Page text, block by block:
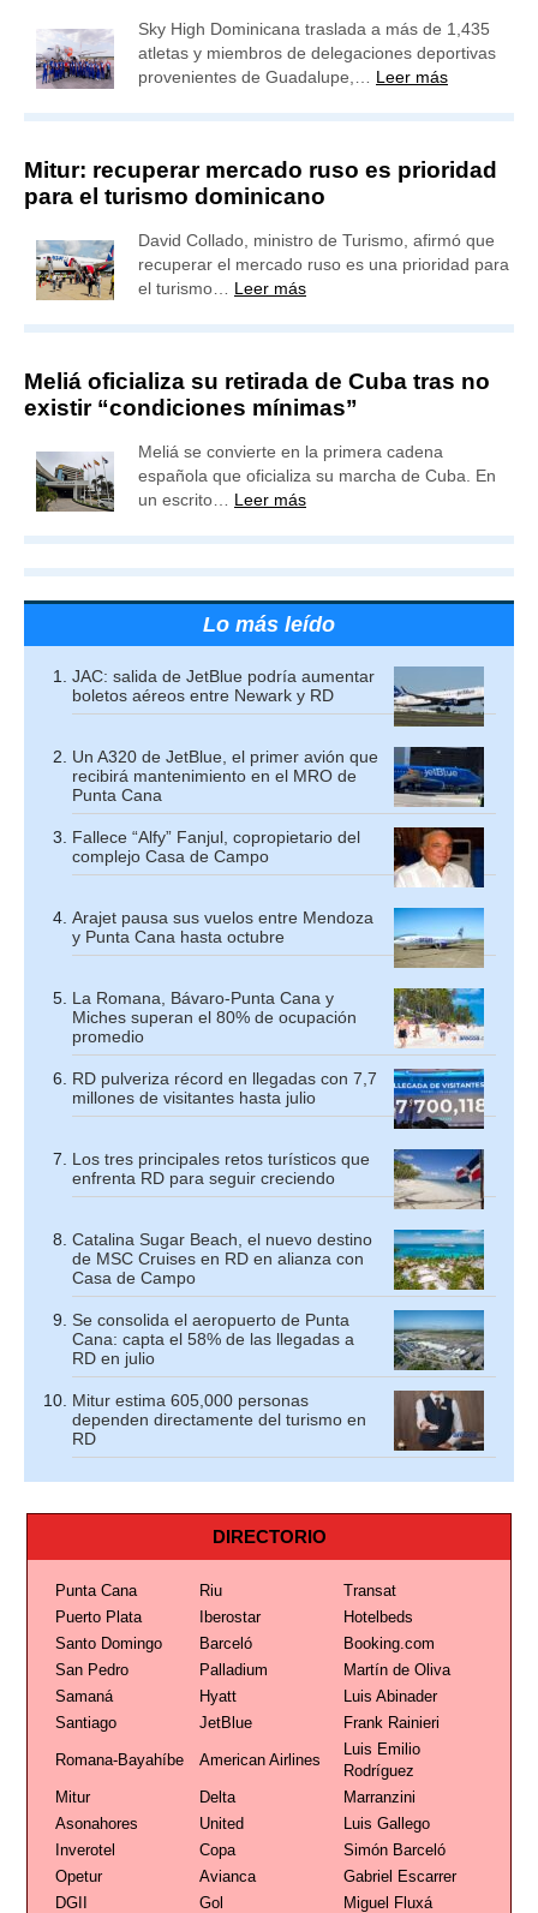
Sky High Dominicana traslada a más de 1,435
atletas y miembros de delegaciones deportivas
provenientes de Guadalupe,… Leer más
Mitur: recuperar mercado ruso es prioridad
para el turismo dominicano
David Collado, ministro de Turismo, afirmó que
recuperar el mercado ruso es una prioridad para
el turismo… Leer más
Meliá oficializa su retirada de Cuba tras no
existir “condiciones mínimas”
Meliá se convierte en la primera cadena
española que oficializa su marcha de Cuba. En
un escrito… Leer más
Lo más leído
JAC: salida de JetBlue podría aumentar
boletos aéreos entre Newark y RD
Un A320 de JetBlue, el primer avión que
recibirá mantenimiento en el MRO de
Punta Cana
Fallece “Alfy” Fanjul, copropietario del
complejo Casa de Campo
Arajet pausa sus vuelos entre Mendoza
y Punta Cana hasta octubre
La Romana, Bávaro-Punta Cana y
Miches superan el 80% de ocupación
promedio
RD pulveriza récord en llegadas con 7,7
millones de visitantes hasta julio
Los tres principales retos turísticos que
enfrenta RD para seguir creciendo
Catalina Sugar Beach, el nuevo destino
de MSC Cruises en RD en alianza con
Casa de Campo
Se consolida el aeropuerto de Punta
Cana: capta el 58% de las llegadas a
RD en julio
Mitur estima 605,000 personas
dependen directamente del turismo en
RD
DIRECTORIO
Punta Cana Riu
Transat
Puerto Plata
Iberostar
Hotelbeds
Santo Domingo
Barceló
Booking.com
San Pedro
Palladium
Martín de Oliva
Samaná
Hyatt
Luis Abinader
Santiago
JetBlue Frank Rainieri
Romana-Bayahíbe American Airlines
Luis Emilio
Rodríguez
Mitur
Delta
Marranzini
Asonahores
United
Luis Gallego
Inverotel
Copa
Simón Barceló
Opetur
Avianca
Gabriel Escarrer
DGII
Gol Miguel Fluxá